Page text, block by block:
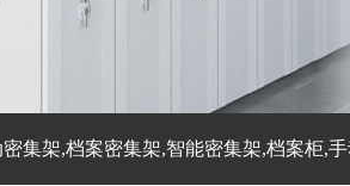
集架,档案密集架,智能密集架,档案柜,